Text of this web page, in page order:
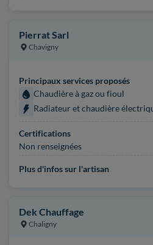
Pierrat Sarl
Chavigny
Principaux services proposés
Chaudière à gaz ou fioul
Radiateur et chaudière
Certifications
Non renseignées
Plus d'infos sur l'artisan
Dek Chauffage
Chaligny